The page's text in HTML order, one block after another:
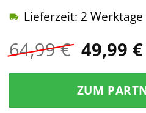
64,99€
Preis
war:
64,99 €
49,99 €
Lieferzeit: 2 Werktage
ZUM